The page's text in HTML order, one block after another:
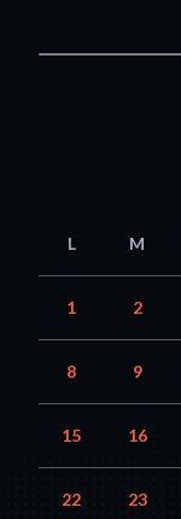
L M
1 2
8 9
15 16
22 23